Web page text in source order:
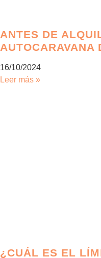
ANTES DE
16/10/2024
Leer más »
¿CUÁL ES EL